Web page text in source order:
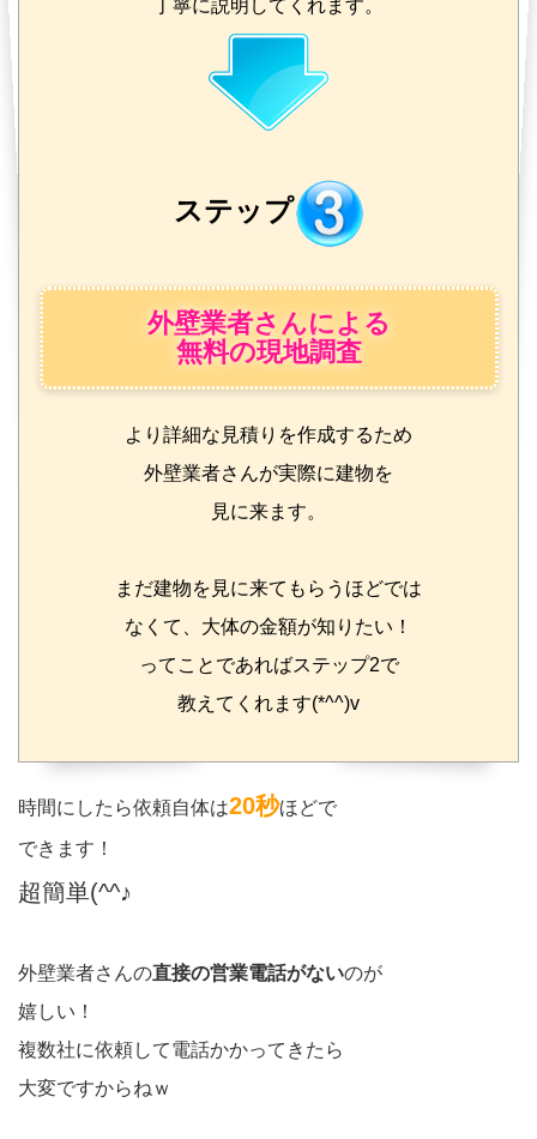
丁寧に説明してくれます。
ステップ
外壁業者さんによる
無料の現地調査
より詳細な見積りを作成するため
外壁業者さんが実際に建物を
見に来ます。
まだ建物を見に来てもらうほどでは
なくて、大体の金額が知りたい！
ってことであればステップ2で
教えてくれます(*^^)v
時間にしたら依頼自体は20秒ほどで
できます！
超簡単(^^♪
外壁業者さんの直接の営業電話がないのが
嬉しい！
複数社に依頼して電話かかってきたら
大変ですからねｗ